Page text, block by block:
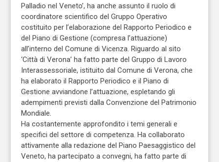
Palladio nel Veneto’, ha anche assunto il ruolo di
coordinatore scientifico del Gruppo Operativo
costituito per l’elaborazione del Rapporto Periodico e
del Piano di Gestione (compresa l’attuazione)
all’interno del Comune di Vicenza. Riguardo al sito
‘Città di Verona’ ha fatto parte del Gruppo di Lavoro
Interassessoriale, istituito dal Comune di Verona, che
ha elaborato il Rapporto Periodico e il Piano di
Gestione avviandone l’attuazione, espletando gli
adempimenti previsti dalla Convenzione del Patrimonio
Mondiale.
Ha costantemente approfondito i temi generali e
specifici del settore di competenza. Ha collaborato
attivamente alla redazione del Piano Paesaggistico del
Veneto, ha partecipato a convegni, ha fatto parte di